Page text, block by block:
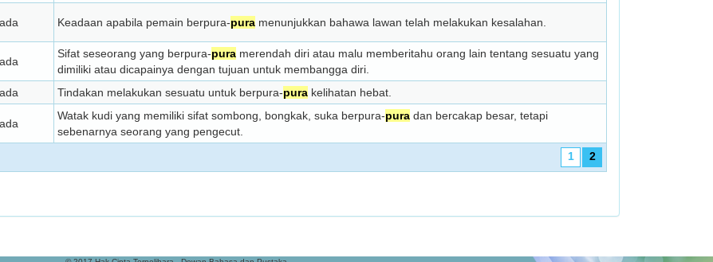
Keadaan apabila pemain berpura-pura menunjukkan bahawa lawan telah melakukan kesalahan.
Sifat seseorang yang berpura-pura merendah diri atau malu memberitahu orang lain tentang sesuatu yang
dimiliki atau dicapainya dengan tujuan untuk membangga diri.
Tindakan melakukan sesuatu untuk berpura-pura kelihatan hebat.
Watak kudi yang memiliki sifat sombong, bongkak, suka berpura-pura dan bercakap besar, tetapi
sebenarnya seorang yang pengecut.
1
2